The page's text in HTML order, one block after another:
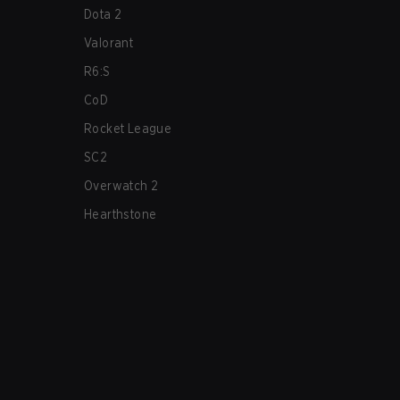
Dota 2
Valorant
R6:S
CoD
Rocket League
SC2
Overwatch 2
Hearthstone